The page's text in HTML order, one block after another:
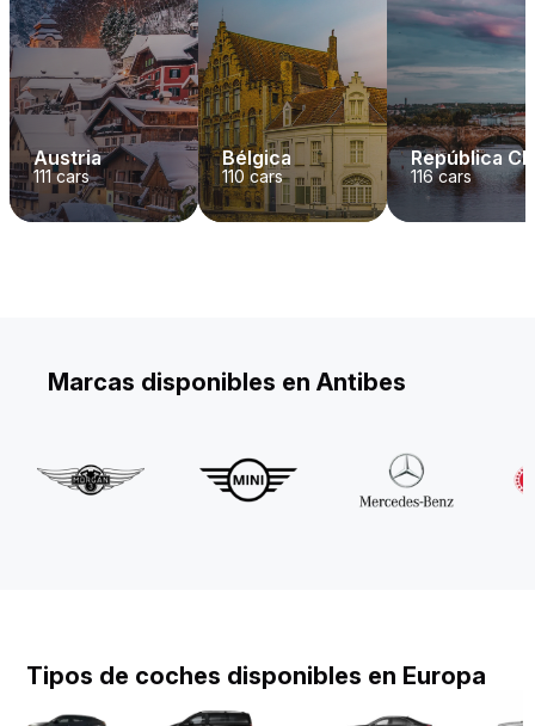
Austria
111cars
Bélgica
110 cars
República
116cars
Marcas disponibles en Antibes
Tipos de coches disponibles en Europa